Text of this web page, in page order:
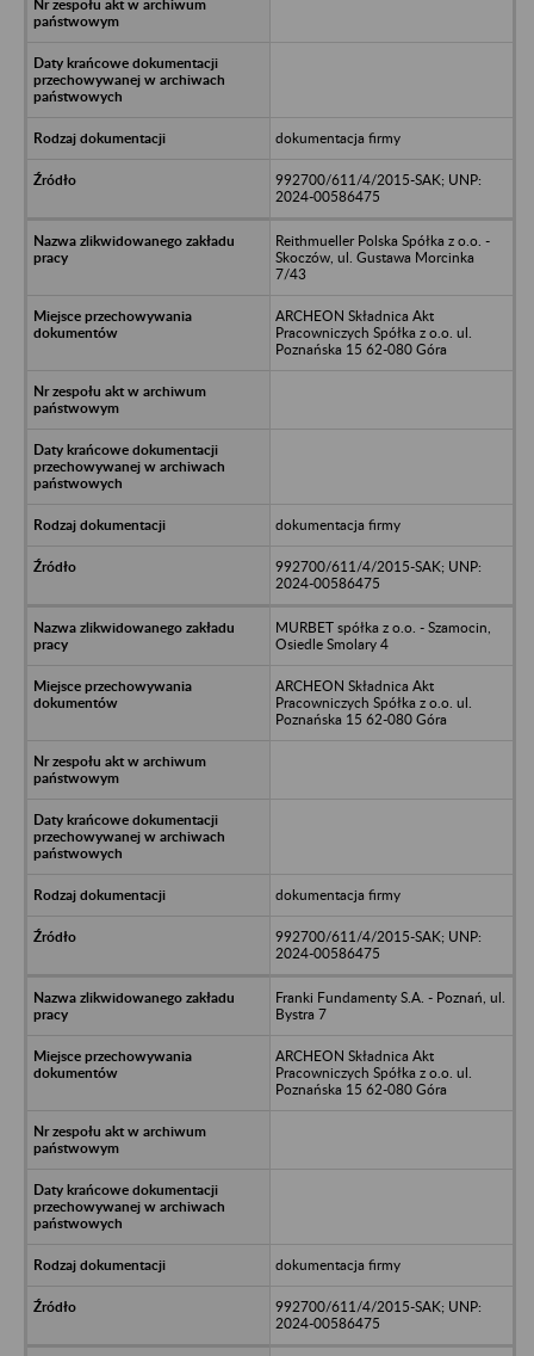
dokumentacja firmy
992700/611/4/2015-SAK; UNP:
2024-00586475
Reithmueller Polska Spółka z o.o. -
Skoczów, ul. Gustawa Morcinka
7/43
ARCHEON Składnica Akt
Pracowniczych Spółka z o.o. ul.
Poznańska 15 62-080 Góra
dokumentacja firmy
992700/611/4/2015-SAK; UNP:
2024-00586475
MURBET spółka z o.o. - Szamocin,
Osiedle Smolary 4
ARCHEON Składnica Akt
Pracowniczych Spółka z o.o. ul.
Poznańska 15 62-080 Góra
dokumentacja firmy
992700/611/4/2015-SAK; UNP:
2024-00586475
Franki Fundamenty S.A. - Poznań, ul.
Bystra 7
ARCHEON Składnica Akt
Pracowniczych Spółka z o.o. ul.
Poznańska 15 62-080 Góra
dokumentacja firmy
992700/611/4/2015-SAK; UNP:
2024-00586475